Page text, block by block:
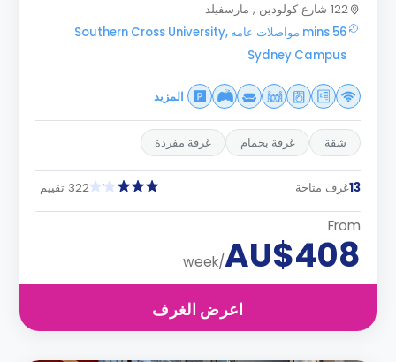
122 شارع كولودين , مارسفيلد
56 mins مواصلات عامه Southern Cross University,
Sydney Campus
المزيد
شقة غرفة بحمام غرفة مفردة
13غرف متاحة 322 تقييم
From
AU$408
/week
اعرض الغرف